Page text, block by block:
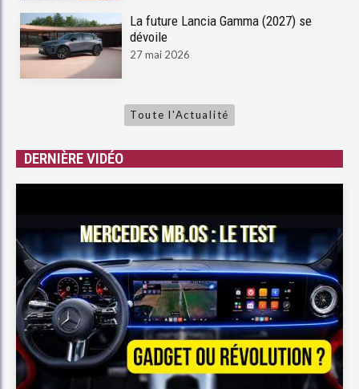
La future Lancia Gamma (2027) se
dévoile
27 mai 2026
Toute l'Actualité
DERNIÈRE VIDÉO